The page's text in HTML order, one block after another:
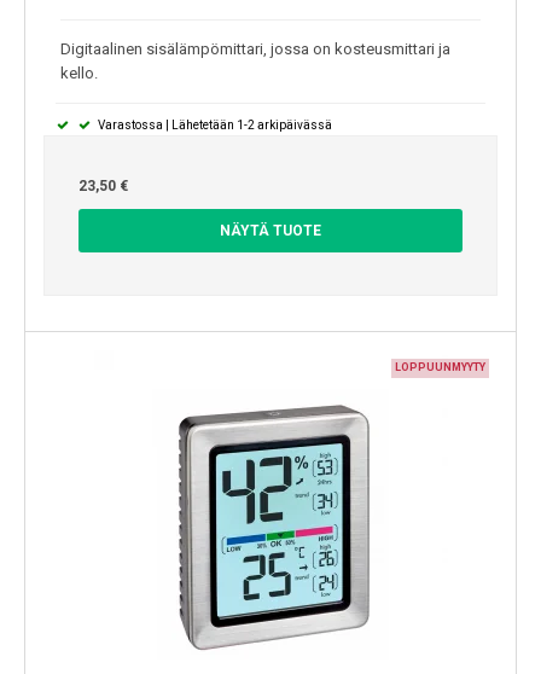
Digitaalinen sisälämpömittari, jossa on kosteusmittari ja
kello.
Varastossa | Lähetetään 1-2 arkipäivässä
23,50 €
NÄYTÄ TUOTE
LOPPUUNMYYTY